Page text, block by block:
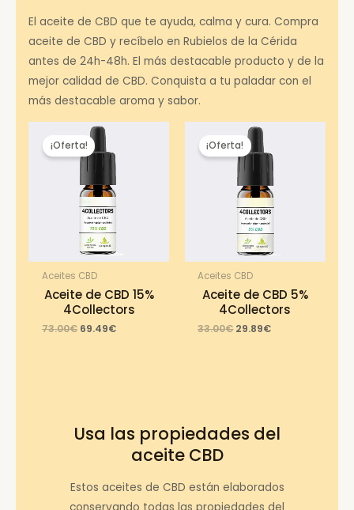
El aceite de CBD que te ayuda, calma y cura. Compra
aceite de CBD y recíbelo en Rubielos de la Cérida
antes de 24h-48h. El más destacable producto y de la
mejor calidad de CBD. Conquista a tu paladar con el
más destacable aroma y sabor.
¡Oferta!
Aceites CBD
Aceite de CBD 15%
4Collectors
73.00€ Original
69.49€Current
¡Oferta!
Aceites CBD
Aceite de CBD 5%
4Collectors
33.00€ Original
29.89€Current
Usa las propiedades del
aceite CBD
Estos aceites de CBD están elaborados
conservando todas las propiedades del